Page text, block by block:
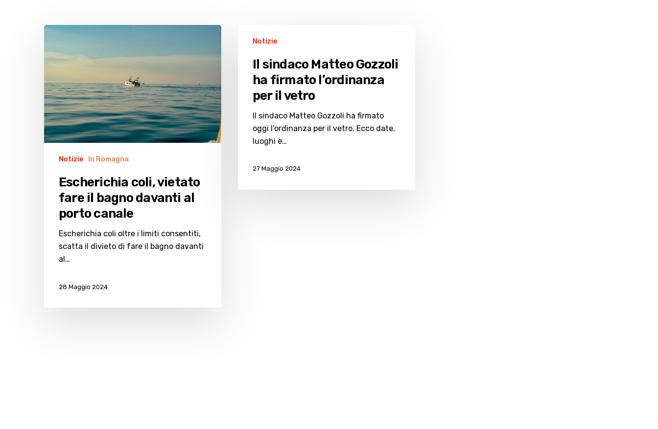
Escherichia
vietato
il
bagno
davanti
al
porto
canale
Notizie In Romagna
Escherichia coli, vietato
fare il bagno davanti al
porto canale
Escherichia coli oltre i limiti consentiti,
scatta il divieto di fare il bagno davanti
al…
28 Maggio 2024
sindaco
Gozzoli
firmato
vetro
Notizie
Il sindaco Matteo Gozzoli
ha firmato l’ordinanza
per il vetro
Il sindaco Matteo Gozzoli ha firmato
oggi l'ordinanza per il vetro. Ecco date,
luoghi e…
27 Maggio 2024